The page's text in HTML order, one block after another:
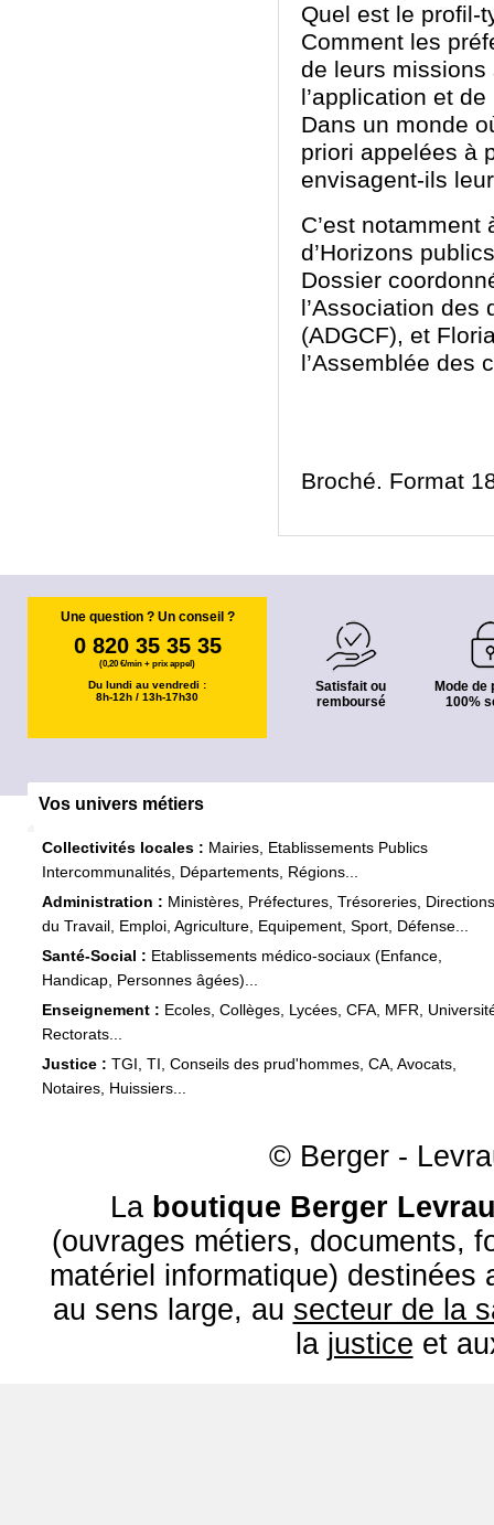
Quel est le profil-
Comment les
de leurs
l’application et
Dans un monde
priori appelées à
envisagent-ils
C’est
d’Horizons
Dossier
l’Association
(ADGCF), et
l’Assemblée des
Broché. Format
Une question ? Un conseil ?
0 820 35 35 35
(0,20 €/min + prix appel)
Du lundi au vendredi :
8h-12h / 13h-17h30
Satisfait ou
remboursé
Mode de
100%
Vos univers métiers
Collectivités locales : Mairies, Etablissements Publics
Intercommunalités, Départements, Régions...
Administration : Ministères, Préfectures, Trésoreries, Directions
du Travail, Emploi, Agriculture, Equipement, Sport, Défense...
Santé-Social : Etablissements médico-sociaux (Enfance,
Handicap, Personnes âgées)...
Enseignement : Ecoles, Collèges, Lycées, CFA, MFR,
Rectorats...
Justice : TGI, TI, Conseils des prud'hommes, CA, Avocats,
Notaires, Huissiers...
© Berger -
La boutique Berger
(ouvrages métiers, documents,
matériel informatique) destinées
au sens large, au secteur de la
la justice et